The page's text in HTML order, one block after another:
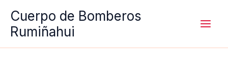
contenido
Cuerpo de Bomberos
Rumiñahui